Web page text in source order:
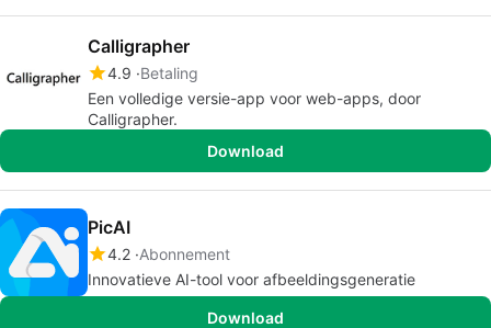
Calligrapher
4.9 Betaling
Een volledige versie-app voor web-apps, door
Calligrapher.
Download
PicAI
4.2 Abonnement
Innovatieve AI-tool voor afbeeldingsgeneratie
Download